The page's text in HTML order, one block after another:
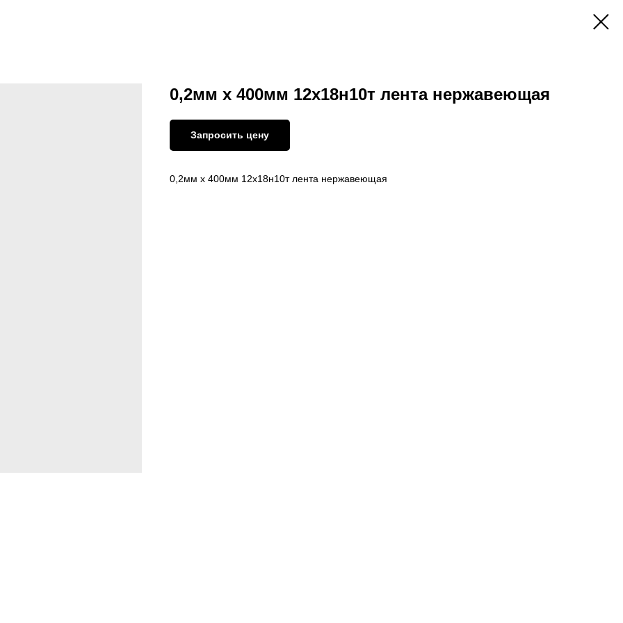
0,2мм х 400мм 12х18н10т лента нержавеющая
Запросить цену
0,2мм х 400мм 12х18н10т лента нержавеющая